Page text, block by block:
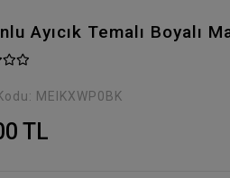
Ayıcık Temalı Boyalı
MEIKXWP0BK
TL